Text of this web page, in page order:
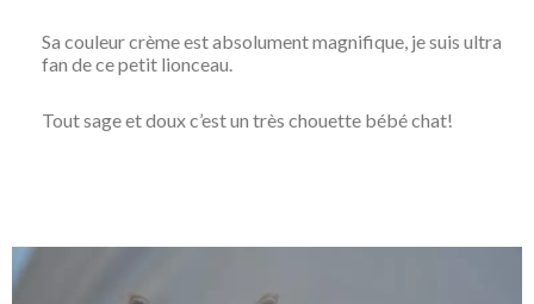
Sa couleur crème est absolument magnifique, je suis ultra
fan de ce petit lionceau.
Tout sage et doux c’est un très chouette bébé chat!